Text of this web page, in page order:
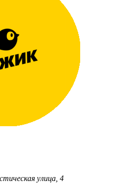
улица, 4